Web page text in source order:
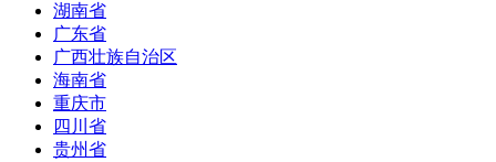
湖南省
广东省
广西壮族自治区
海南省
重庆市
四川省
贵州省